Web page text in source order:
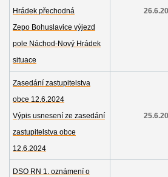
Hrádek přechodná
Zepo Bohuslavice výjezd
pole Náchod-Nový Hrádek
situace
Zasedání zastupitelstva
obce 12.6.2024
Výpis usnesení ze zasedání
zastupitelstva obce
12.6.2024
DSO RN 1. oznámení o